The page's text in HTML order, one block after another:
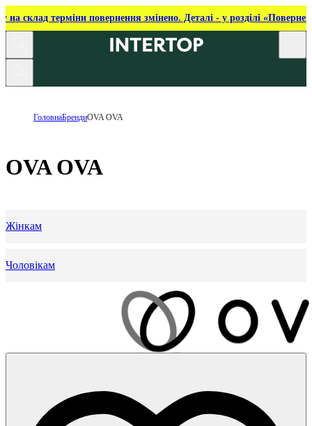
на склад терміни повернення змінено. Деталі - у розділі
ГоловнаБрендиOVA OVA
OVA OVA
Жінкам
Чоловікам